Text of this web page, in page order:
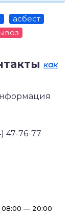
асбест
как
47-76-77
08:00 — 20:00